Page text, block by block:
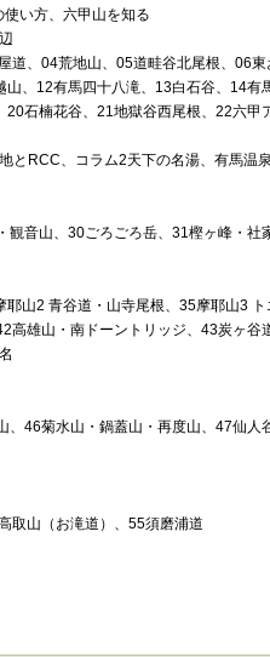
い方、六甲山を知る
道、04荒地山、05道畦谷北尾根、06
、12有馬四十八滝、13白石谷、14
20石楠花谷、21地獄谷西尾根、22六
とRCC、コラム2天下の名湯、有馬
観音山、30ごろごろ岳、31樫ヶ峰・社
山2 青谷道・山寺尾根、35摩耶山3
高雄山・南ドーントリッジ、43炭ヶ谷
、46菊水山・鍋蓋山・再度山、47仙
取山（お滝道）、55須磨浦道